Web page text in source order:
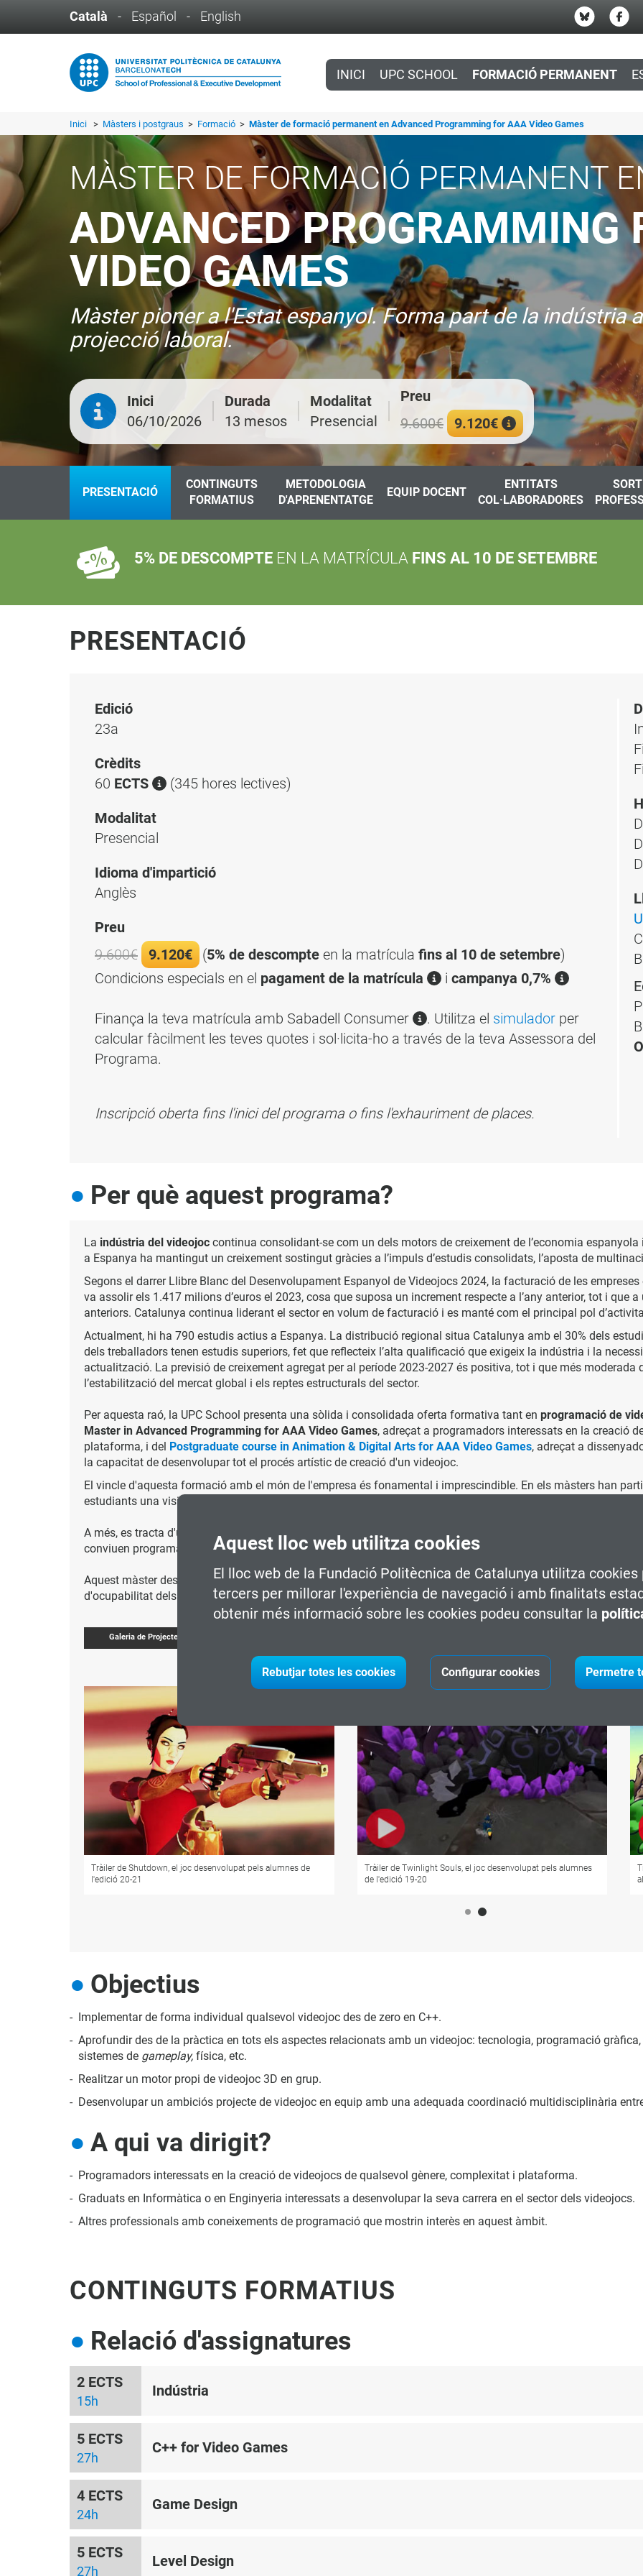
Aquest lloc web utilitza cookies
El lloc web de la Fundació Politècnica de Catalunya utilitza cookies
tercers per millorar l'experiència de navegació i amb finalitats
obtenir més informació sobre les cookies podeu consultar la
Rebutjar totes les cookies Configurar cookies Permetre
Català - Español - English
INICI UPC SCHOOL FORMACIÓ PERMANENT
Inici > Màsters i postgraus > Formació > Màster de formació permanent en Advanced Programming for AAA Video Games
MÀSTER DE FORMACIÓ PERMANENT
ADVANCED PROGRAMMING
VIDEO GAMES
Màster pioner a l'Estat espanyol. Forma part de la indústria
projecció laboral.
Inici
06/10/2026
Durada
13 mesos
Modalitat
Presencial
Preu
9.600€
9.120€
PRESENTACIÓ
CONTINGUTS
FORMATIUS
METODOLOGIA
D'APRENENTATGE
EQUIP DOCENT
ENTITATS
COL·LABORADORES
5% DE DESCOMPTE EN LA MATRÍCULA FINS AL 10 DE SETEMBRE
PRESENTACIÓ
Edició
23a
Crèdits
60 ECTS
(345 hores lectives)
Modalitat
Presencial
Idioma d'impartició
Anglès
Preu
9.600€
9.120€ (5% de descompte en la matrícula fins al 10 de setembre)
Condicions especials en el pagament de la matrícula i campanya 0,7%
Finança la teva matrícula amb Sabadell Consumer . Utilitza el simulador per
calcular fàcilment les teves quotes i sol·licita-ho a través de la teva Assessora del
Programa.
Inscripció oberta fins l'inici del programa o fins l'exhauriment de places.
Per què aquest programa?
La indústria del videojoc continua consolidant-se com un dels motors de creixement de l’economia
a Espanya ha mantingut un creixement sostingut gràcies a l’impuls d’estudis consolidats, l’aposta de
Segons el darrer Llibre Blanc del Desenvolupament Espanyol de Videojocs 2024, la facturació de les
va assolir els 1.417 milions d’euros el 2023, cosa que suposa un increment respecte a l’any anterior, tot i que
anteriors. Catalunya continua liderant el sector en volum de facturació i es manté com el principal pol
Actualment, hi ha 790 estudis actius a Espanya. La distribució regional situa Catalunya amb el 30% dels
dels treballadors tenen estudis superiors, fet que reflecteix l’alta qualificació que exigeix la indústria i la
actualització. La previsió de creixement agregat per al període 2023-2027 és positiva, tot i que més moderada
l’estabilització del mercat global i els reptes estructurals del sector.
Per aquesta raó, la UPC School presenta una sòlida i consolidada oferta formativa tant en programació de
Master in Advanced Programming for AAA Video Games, adreçat a programadors interessats en la creació
plataforma, i del Postgraduate course in Animation & Digital Arts for AAA Video Games, adreçat a
la capacitat de desenvolupar tot el procés artístic de creació d'un videojoc.
El vincle d'aquesta formació amb el món de l'empresa és fonamental i imprescindible. En els màsters han
estudiants una visió tangible dels reptes i la realitat del sector.
A més, es tracta d'un màster que es du a terme en un entorn internacional, no només perquè s'imparteix en
conviuen programadors i artistes de diferents nacionalitats.
Aquest màster destaca per comptar amb un quadre docent format per professionals amb una experiència de
d'ocupabilitat dels seus alumnes un cop finalitzats els estudis i per la possibilitat de fer pràctiques entre les
Galeria de Projectes
Tràiler de Shutdown, el joc desenvolupat pels alumnes de
l'edició 20-21
Tràiler de Twinlight Souls, el joc desenvolupat pels alumnes
de l'edició 19-20
Objectius
Implementar de forma individual qualsevol videojoc des de zero en C++.
Aprofundir des de la pràctica en tots els aspectes relacionats amb un videojoc: tecnologia, programació
sistemes de gameplay, física, etc.
Realitzar un motor propi de videojoc 3D en grup.
Desenvolupar un ambiciós projecte de videojoc en equip amb una adequada coordinació multidisciplinària
A qui va dirigit?
Programadors interessats en la creació de videojocs de qualsevol gènere, complexitat i plataforma.
Graduats en Informàtica o en Enginyeria interessats a desenvolupar la seva carrera en el sector dels videojocs.
Altres professionals amb coneixements de programació que mostrin interès en aquest àmbit.
CONTINGUTS FORMATIUS
Relació d'assignatures
2 ECTS
15h
Indústria
5 ECTS
27h
C++ for Video Games
4 ECTS
24h
Game Design
5 ECTS
27h
Level Design